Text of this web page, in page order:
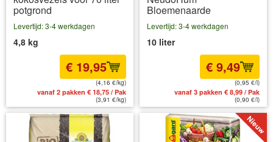
potgrond
Levertijd: 3-4 werkdagen
4,8 kg
€ 19,95
(4,16 €/kg)
vanaf 2 pakken € 18,75 / Pak
(3,91 €/kg)
Bloemenaarde
Levertijd: 3-4 werkdagen
10 liter
€ 9,49
(0,95 €/l)
vanaf 3 pakken € 8,99 / Pak
(0,90 €/l)